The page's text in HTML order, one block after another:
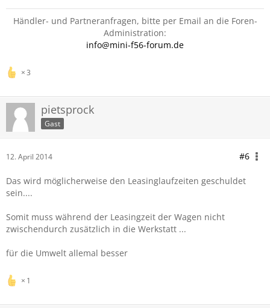
Händler- und Partneranfragen, bitte per Email an die Foren-
Administration:
info@mini-f56-forum.de
3
pietsprock
Gast
12. April 2014 #6
Das wird möglicherweise den Leasinglaufzeiten geschuldet
sein....
Somit muss während der Leasingzeit der Wagen nicht
zwischendurch zusätzlich in die Werkstatt ...
für die Umwelt allemal besser
1